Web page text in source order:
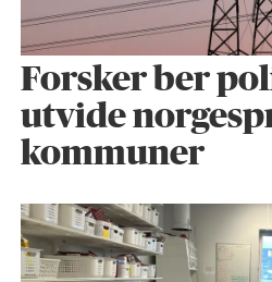
Forsker ber
utvide
kommuner